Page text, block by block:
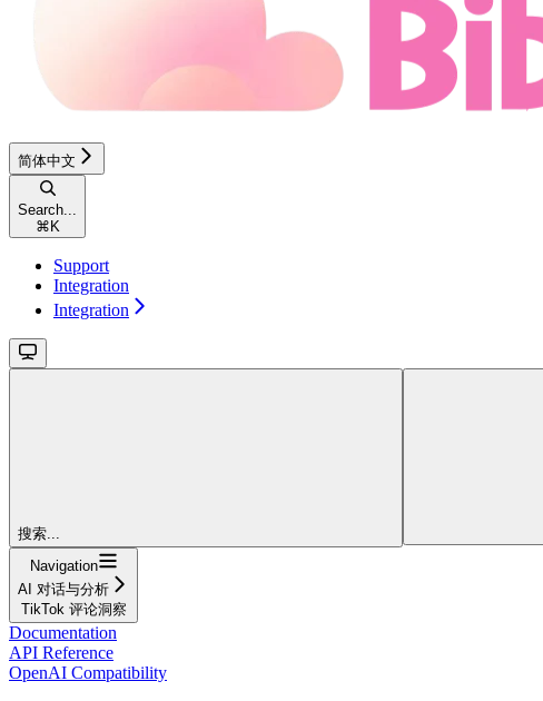
简体中文
Search...
⌘ K
Support
Integration
Integration
搜索...
Navigation
AI 对话与分析
TikTok 评论洞察
Documentation
API Reference
OpenAI Compatibility